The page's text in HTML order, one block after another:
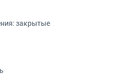
закрытые